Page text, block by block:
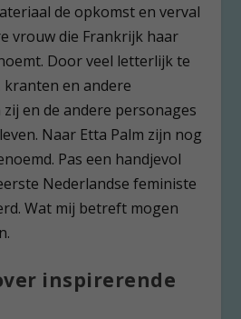
de opkomst en verval
vrouw die Frankrijk haar
Door veel letterlijk te
en andere
en de andere personages
Naar Etta Palm zijn nog
Pas een handjevol
Nederlandse feministe
Wat mij betreft mogen
inspirerende